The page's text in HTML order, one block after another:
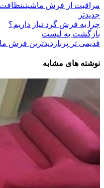
مراقبت از فرش ماشینی
جدیدتر
چرا به فرش گرد نیاز داریم؟
بازگشت به لیست
قدیمی تر پربازدیدترین فرش
نوشته های مشابه